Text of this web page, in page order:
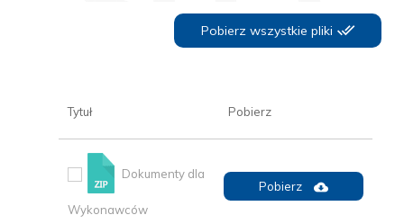
Pobierz wszystkie pliki
Tytuł Pobierz
Dokumenty dla
Wykonawców
Pobierz